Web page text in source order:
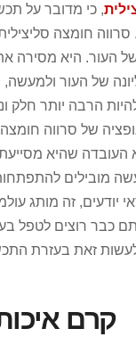
, כי מדובר על
חומצה
של העור. היא מסירה
של העור ולמעשה,
הרבה יותר חלק
של סרווה חומצה
העובדה שהיא
מובילים
יודעים, זה מותג
כבר רוצים לטפל
זאת בעזרת
קרם